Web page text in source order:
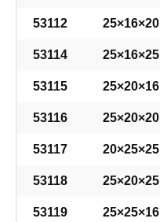
53112 25×16×20
53114 25×16×25
53115 25×20×16
53116 25×20×20
53117 20×25×25
53118 25×20×25
53119 25×25×16